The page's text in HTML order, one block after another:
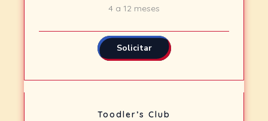
4 a 12 meses
Solicitar
Toodler’s Club